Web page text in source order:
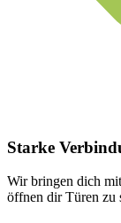
Starke
Wir bringen dich
öffnen dir Türen zu